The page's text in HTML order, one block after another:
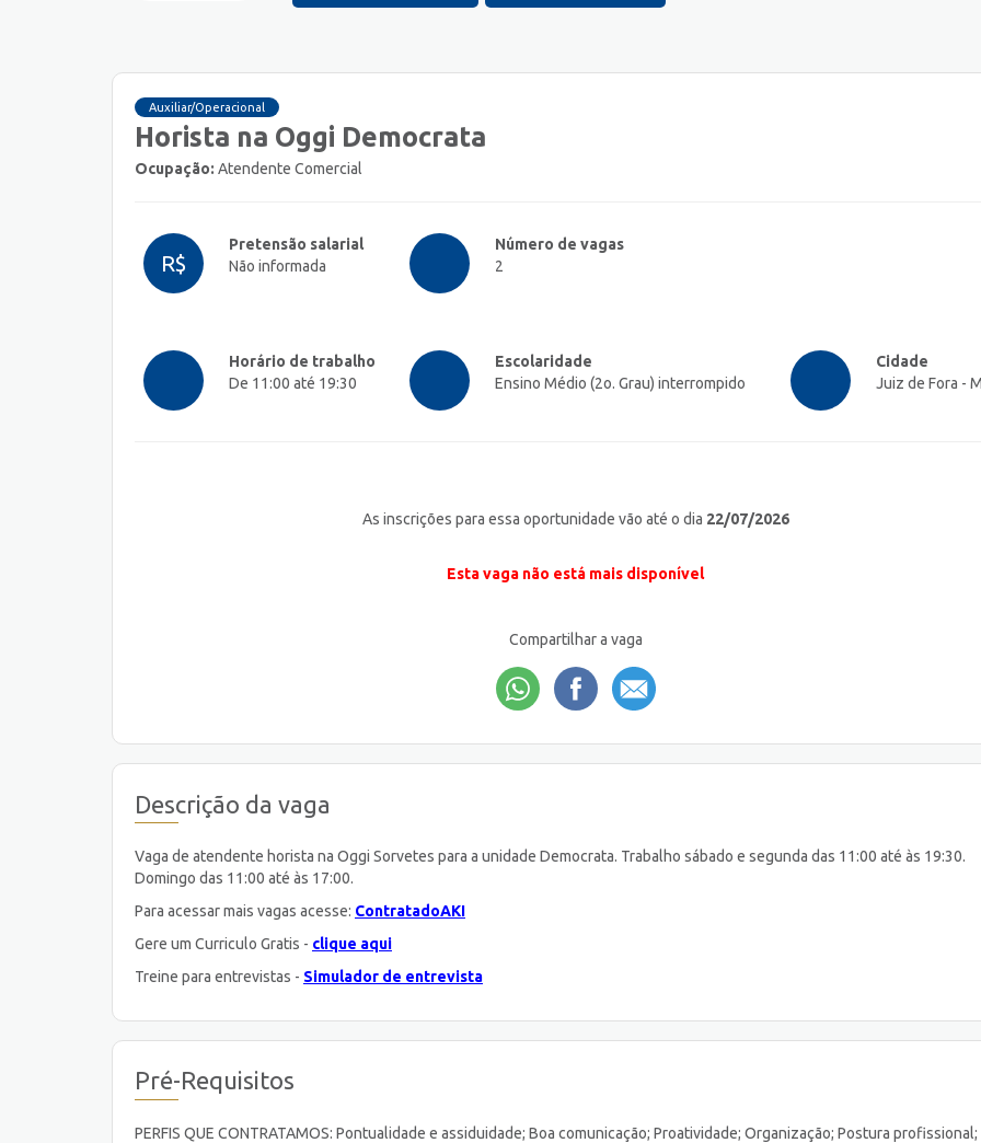
Auxiliar/Operacional
Horista na Oggi Democrata
Ocupação: Atendente Comercial
R$
Pretensão salarial
Não informada
Número de vagas
2
Horário de trabalho
De 11:00 até 19:30
Escolaridade
Ensino Médio (2o. Grau) interrompido
Cidade
Juiz de Fora -
As inscrições para essa oportunidade vão até o dia 22/07/2026
Esta vaga não está mais disponível
Compartilhar a vaga
Descrição da vaga
Vaga de atendente horista na Oggi Sorvetes para a unidade Democrata. Trabalho sábado e segunda das 11:00 até às 19:30.
Domingo das 11:00 até às 17:00.
Para acessar mais vagas acesse: ContratadoAKI
Gere um Curriculo Gratis - clique aqui
Treine para entrevistas - Simulador de entrevista
Pré-Requisitos
PERFIS QUE CONTRATAMOS: Pontualidade e assiduidade; Boa comunicação; Proatividade; Organização; Postura profissional;